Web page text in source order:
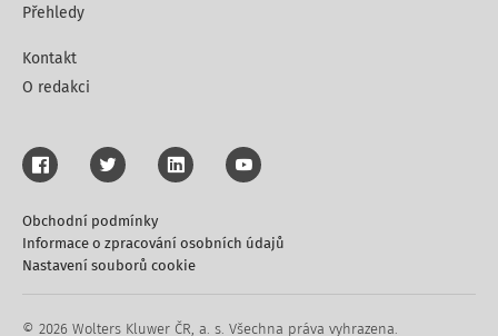
Přehledy
Kontakt
O redakci
© 2026 Wolters Kluwer ČR, a. s. Všechna práva vyhrazena.
Obchodní podmínky
Informace o zpracování osobních údajů
Nastavení souborů cookie